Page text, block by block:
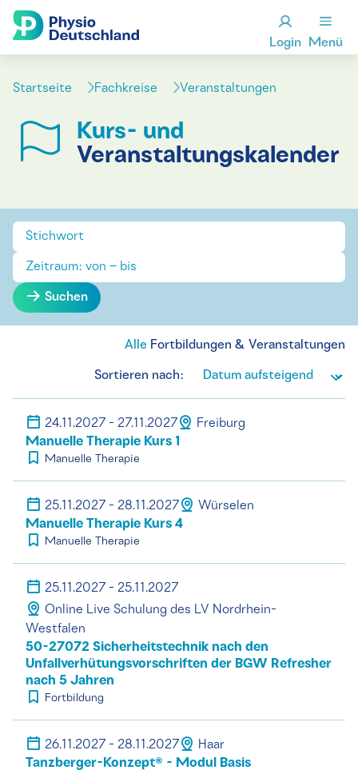
Login Menü
Startseite Fachkreise Veranstaltungen
Kurs- und
Veranstaltungskalender
Suchen
Alle Fortbildungen & Veranstaltungen
Sortieren nach:
24.11.2027 - 27.11.2027 Freiburg
Manuelle Therapie Kurs 1
Manuelle Therapie
25.11.2027 - 28.11.2027 Würselen
Manuelle Therapie Kurs 4
Manuelle Therapie
25.11.2027 - 25.11.2027
Online Live Schulung des LV Nordrhein-
Westfalen
50-27072 Sicherheitstechnik nach den
Unfallverhütungsvorschriften der BGW Refresher
nach 5 Jahren
Fortbildung
26.11.2027 - 28.11.2027 Haar
Tanzberger-Konzept® - Modul Basis